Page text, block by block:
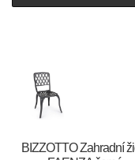
BIZZOTTO Zahradní